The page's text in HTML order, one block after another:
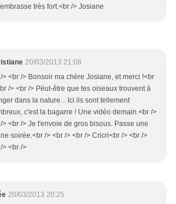
très fort.<br /> Josiane
20/03/2013 21:08
> <br /> Bonsoir ma chère Josiane, et merci !<br
/> <br /> Pëut-être que tes oiseaux trouvent à
dans la nature... Ici ils sont tellement
c'est la bagarre ! Une vidéo demain.<br />
> <br /> Je t'envoie de gros bisous. Passe une
soirée.<br /> <br /> <br /> Cricri<br /> <br />
> <br />
20/03/2013 20:25